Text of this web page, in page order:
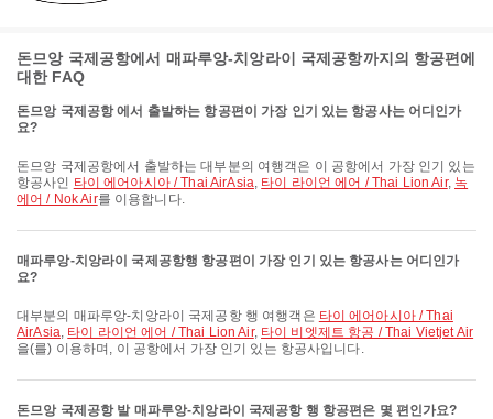
돈므앙 국제공항에서 매파루앙-치앙라이 국제공항까지의 항공편에
대한 FAQ
돈므앙 국제공항 에서 출발하는 항공편이 가장 인기 있는 항공사는 어디인가
요?
돈므앙 국제공항에서 출발하는 대부분의 여행객은 이 공항에서 가장 인기 있는
항공사인 타이 에어아시아 / Thai AirAsia, 타이 라이언 에어 / Thai Lion Air, 녹
에어 / Nok Air를 이용합니다.
매파루앙-치앙라이 국제공항행 항공편이 가장 인기 있는 항공사는 어디인가
요?
대부분의 매파루앙-치앙라이 국제공항 행 여행객은 타이 에어아시아 / Thai
AirAsia, 타이 라이언 에어 / Thai Lion Air, 타이 비엣제트 항공 / Thai Vietjet Air
을(를) 이용하며, 이 공항에서 가장 인기 있는 항공사입니다.
돈므앙 국제공항 발 매파루앙-치앙라이 국제공항 행 항공편은 몇 편인가요?